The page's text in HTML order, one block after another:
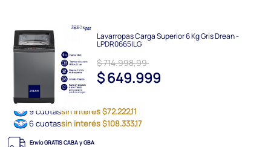
Lavarropas Carga Superior 6 Kg Gris Drean -
LPDR0665ILG
$ 714.998,99
$ 649.999
9 cuotassin interés $72.222,11
6 cuotassin interés $108.333,17
Envío GRATIS CABA y GBA